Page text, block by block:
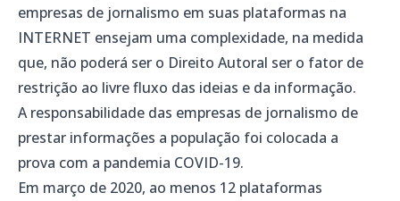
empresas de jornalismo em suas plataformas na
INTERNET ensejam uma complexidade, na medida
que, não poderá ser o Direito Autoral ser o fator de
restrição ao livre fluxo das ideias e da informação.
A responsabilidade das empresas de jornalismo de
prestar informações a população foi colocada a
prova com a pandemia COVID-19.
Em março de 2020, ao menos 12 plataformas